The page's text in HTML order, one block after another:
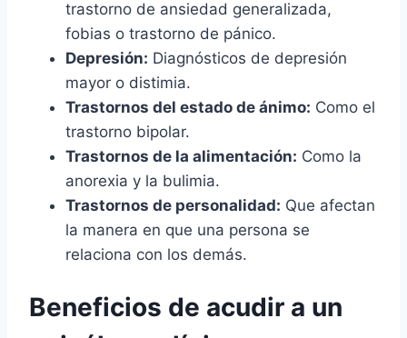
trastorno de ansiedad generalizada,
fobias o trastorno de pánico.
Depresión: Diagnósticos de depresión
mayor o distimia.
Trastornos del estado de ánimo: Como el
trastorno bipolar.
Trastornos de la alimentación: Como la
anorexia y la bulimia.
Trastornos de personalidad: Que afectan
la manera en que una persona se
relaciona con los demás.
Beneficios de acudir a un